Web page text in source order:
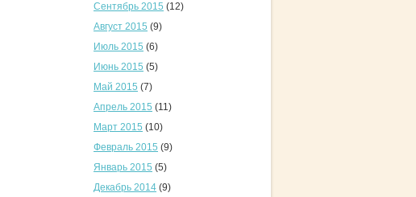
Сентябрь 2015 (12)
Август 2015 (9)
Июль 2015 (6)
Июнь 2015 (5)
Май 2015 (7)
Апрель 2015 (11)
Март 2015 (10)
Февраль 2015 (9)
Январь 2015 (5)
Декабрь 2014 (9)